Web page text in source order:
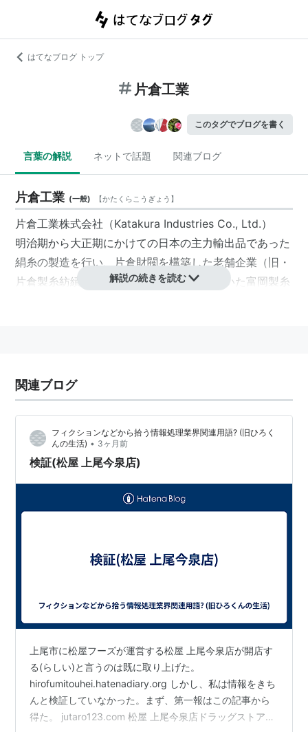
はてなブログ トップ
片倉工業
このタグでブログを書く
言葉の解説 ネットで話題 関連ブログ
片倉工業 (一般) 【かたくらこうぎょう 】
片倉工業株式会社（Katakura Industries Co., Ltd.）
明治期から大正期にかけての日本の主力輸出品であった
絹糸の製造を行い、片倉財閥を構築した老舗企業（旧・
片倉製糸紡績株式会社）。かつて操業していた富岡製糸
解説の続きを読む
関連ブログ
フィクションなどから拾う情報処理業界関連用語? (旧ひろく
んの生活) • 3ヶ月前
検証(松屋 上尾今泉店)
上尾市に松屋フーズが運営する松屋 上尾今泉店が開店す
る(らしい)と言うのは既に取り上げた。
hirofumitouhei.hatenadiary.org しかし、私は情報をきち
んと検証していなかった。まず、第一報はこの記事から
得た。 jutaro123.com 松屋 上尾今泉店ドラッグストアセ